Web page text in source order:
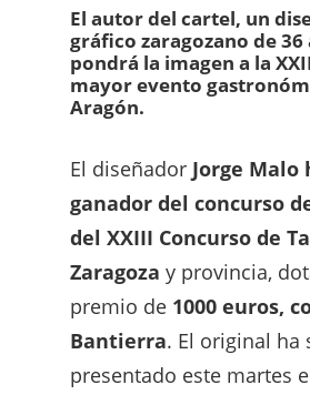
El autor del cartel, un
gráfico zaragozano de 36
pondrá la imagen a la
mayor evento
Aragón.
El diseñador Jorge Malo
ganador del concurso
del XXIII Concurso de
Zaragoza y provincia,
premio de 1000 euros,
Bantierra. El original ha
presentado este martes